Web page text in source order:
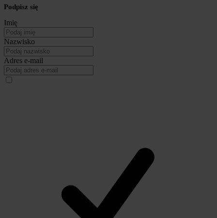
Podpisz się
Imię
Nazwisko
Adres e-mail